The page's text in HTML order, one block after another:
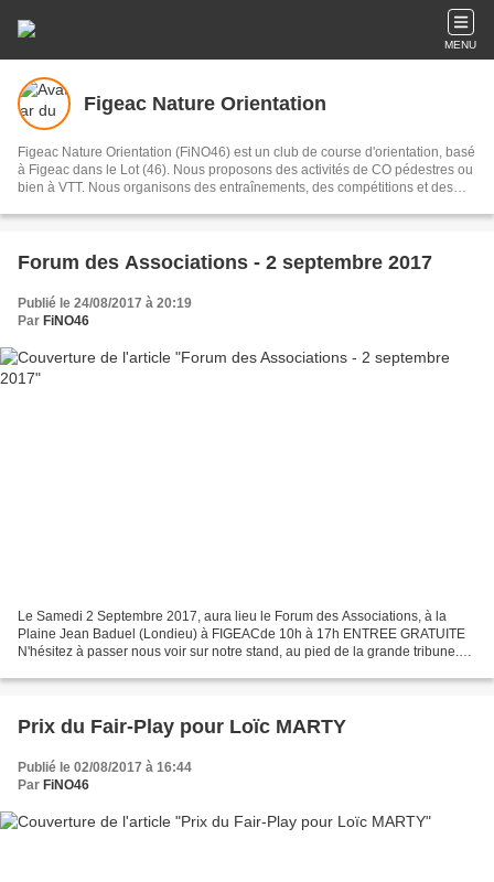
MENU
Figeac Nature Orientation
Figeac Nature Orientation (FiNO46) est un club de course d'orientation, basé
à Figeac dans le Lot (46). Nous proposons des activités de CO pédestres ou
bien à VTT. Nous organisons des entraînements, des compétitions et des
entraînement technique hebdomadaire pour votre progression.
Forum des Associations - 2 septembre 2017
Publié le 24/08/2017 à 20:19
Par FiNO46
Le Samedi 2 Septembre 2017, aura lieu le Forum des Associations, à la
Plaine Jean Baduel (Londieu) à FIGEACde 10h à 17h ENTREE GRATUITE
N'hésitez à passer nous voir sur notre stand, au pied de la grande tribune.
Prix du Fair-Play pour Loïc MARTY
Publié le 02/08/2017 à 16:44
Par FiNO46